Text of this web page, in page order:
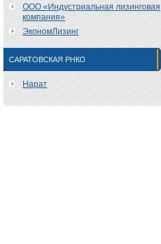
ООО «Индустриальная лизинговая
компания»
ЭкономЛизинг
САРАТОВСКАЯ РНКО
Нарат